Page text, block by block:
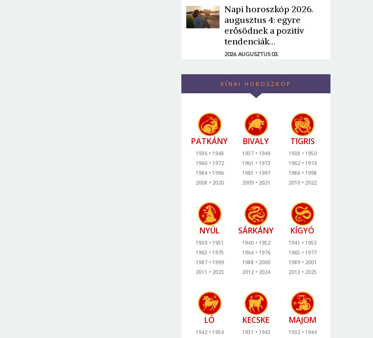
Napi horoszkóp 2026.
augusztus 4: egyre
erősödnek a pozitív
tendenciák...
2026. AUGUSZTUS 03.
KÍNAI HOROSZKÓP
PATKÁNY
1936
1948
1960
1972
1984
1996
2008
2020
BIVALY
1937
1949
1961
1973
1985
1997
2009
2021
TIGRIS
1938
1950
1962
1974
1986
1998
2010
2022
NYÚL
1939
1951
1963
1975
1987
1999
2011
2023
SÁRKÁNY
1940
1952
1964
1976
1988
2000
2012
2024
KÍGYÓ
1941
1953
1965
1977
1989
2001
2013
2025
LÓ
1942
1954
KECSKE
1931
1943
MAJOM
1932
1944